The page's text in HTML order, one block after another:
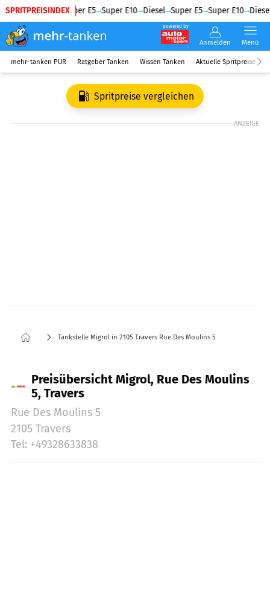
SPRITPREISINDEX
Diesel Super E5 Super E10 Diesel Super E5 Super E10 Diesel
powered by
Anmelden Menü
mehr-tanken PUR Ratgeber Tanken Wissen Tanken Aktuelle Spritpreise
Spritpreise vergleichen
ANZEIGE
Tankstelle Migrol in 2105 Travers Rue Des Moulins 5
Preisübersicht Migrol, Rue Des Moulins
5, Travers
Rue Des Moulins 5
2105 Travers
Tel: +49328633838